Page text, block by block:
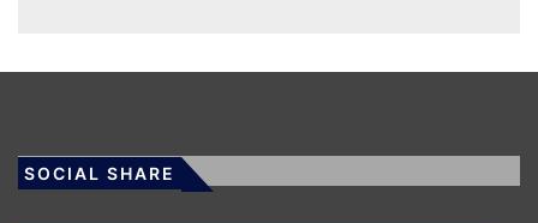
SOCIAL SHARE